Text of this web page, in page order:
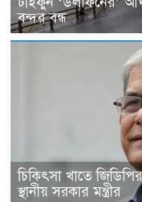
বন্দর বন্ধ
চিকিৎসা খাতে
স্থানীয় সরকার মন্ত্রীর